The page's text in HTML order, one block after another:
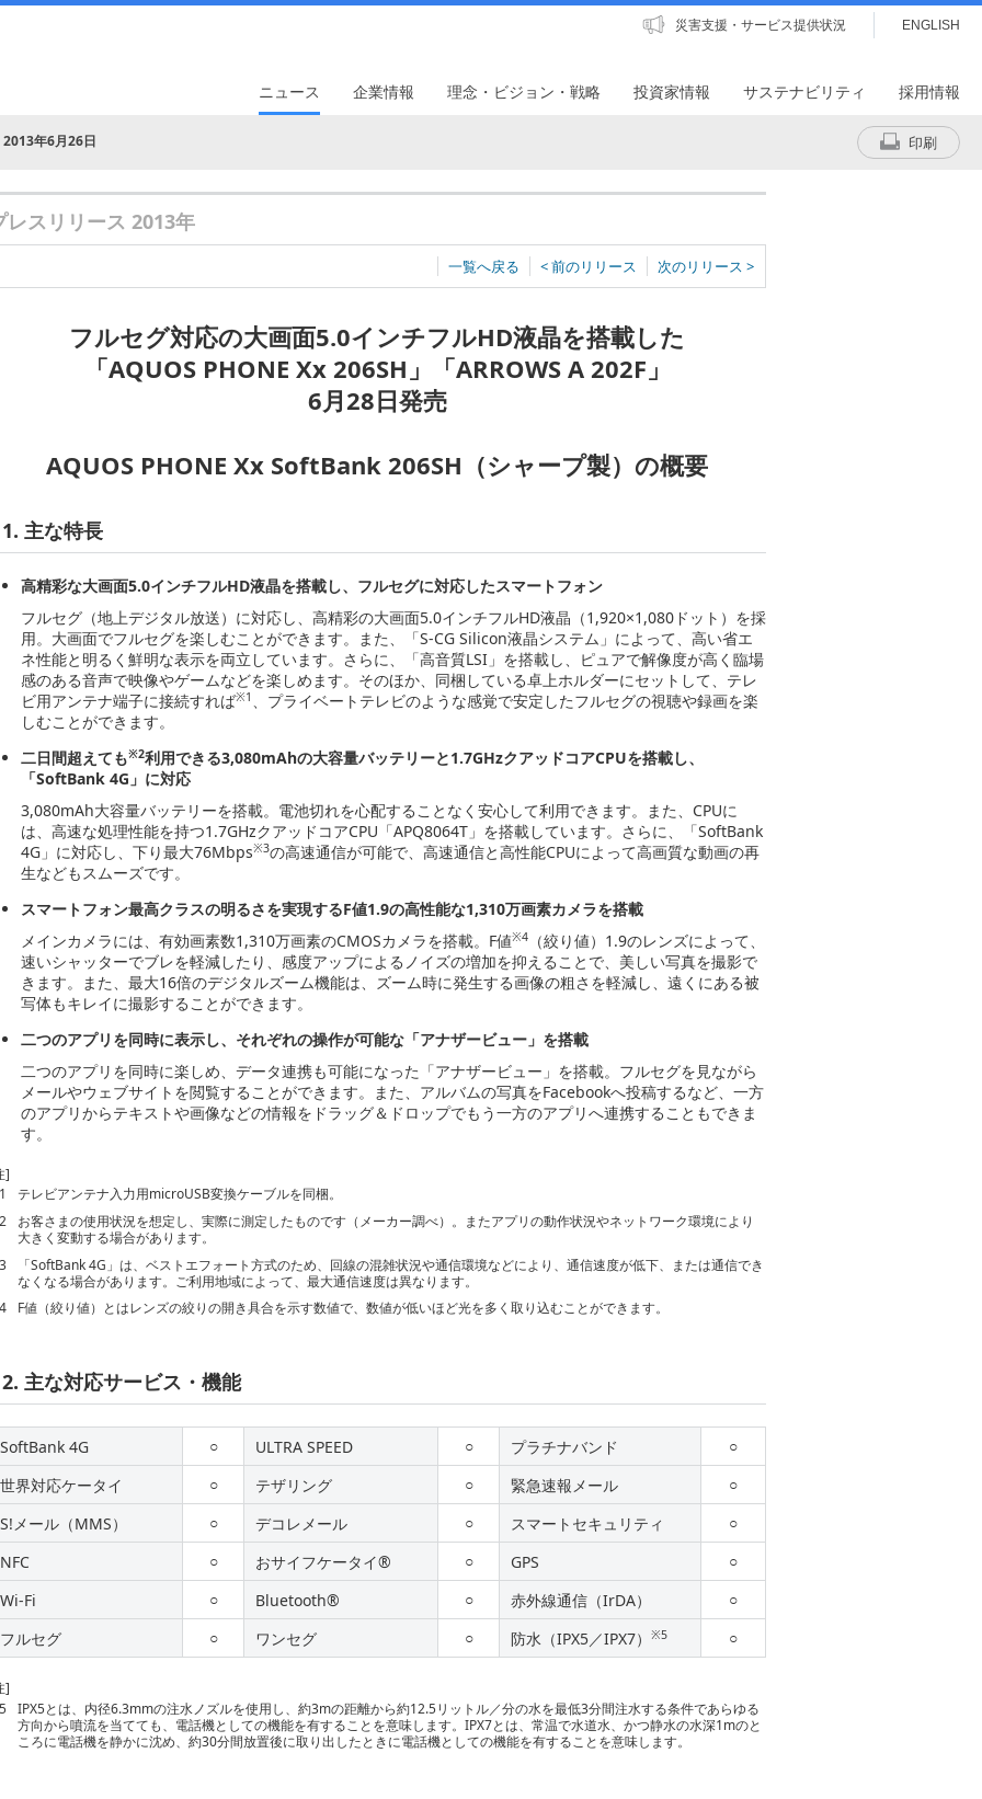
災害支援・サービス提供状況 ENGLISH
ニュース 企業情報 理念・ビジョン・戦略 投資家情報 サステナビリティ 採用情報
2013年6月26日 印刷
レスリリース 2013年
一覧へ戻る < 前のリリース 次のリリース >
フルセグ対応の大画面5.0インチフルHD液晶を搭載した
「AQUOS PHONE Xx 206SH」「ARROWS A 202F」
6月28日発売
AQUOS PHONE Xx SoftBank 206SH（シャープ製）の概要
1. 主な特長
高精彩な大画面5.0インチフルHD液晶を搭載し、フルセグに対応したスマートフォン
フルセグ（地上デジタル放送）に対応し、高精彩の大画面5.0インチフルHD液晶（1,920×1,080ドット）を採
用。大画面でフルセグを楽しむことができます。また、「S-CG Silicon液晶システム」によって、高い省エ
ネ性能と明るく鮮明な表示を両立しています。さらに、「高音質LSI」を搭載し、ピュアで解像度が高く臨場
感のある音声で映像やゲームなどを楽しめます。そのほか、同梱している卓上ホルダーにセットして、テレ
ビ用アンテナ端子に接続すれば※1 、プライベートテレビのような感覚で安定したフルセグの視聴や録画を楽
しむことができます。
二日間超えても※2利用できる3,080mAhの大容量バッテリーと1.7GHzクアッドコアCPUを搭載し、
「SoftBank 4G」に対応
3,080mAh大容量バッテリーを搭載。電池切れを心配することなく安心して利用できます。また、CPUに
は、高速な処理性能を持つ1.7GHzクアッドコアCPU「APQ8064T」を搭載しています。さらに、「SoftBank
4G」に対応し、下り最大76Mbps※3の高速通信が可能で、高速通信と高性能CPUによって高画質な動画の再
生などもスムーズです。
スマートフォン最高クラスの明るさを実現するF値1.9の高性能な1,310万画素カメラを搭載
メインカメラには、有効画素数1,310万画素のCMOSカメラを搭載。F値※4
（絞り値）1.9のレンズによって、
速いシャッターでブレを軽減したり、感度アップによるノイズの増加を抑えることで、美しい写真を撮影で
きます。また、最大16倍のデジタルズーム機能は、ズーム時に発生する画像の粗さを軽減し、遠くにある被
写体もキレイに撮影することができます。
二つのアプリを同時に表示し、それぞれの操作が可能な「アナザービュー」を搭載
二つのアプリを同時に楽しめ、データ連携も可能になった「アナザービュー」を搭載。フルセグを見ながら
メールやウェブサイトを閲覧することができます。また、アルバムの写真をFacebookへ投稿するなど、一方
のアプリからテキストや画像などの情報をドラッグ＆ドロップでもう一方のアプリへ連携することもできま
す。
]
テレビアンテナ入力用microUSB変換ケーブルを同梱。
お客さまの使用状況を想定し、実際に測定したものです（メーカー調べ）。またアプリの動作状況やネットワーク環境により
大きく変動する場合があります。
「SoftBank 4G」は、ベストエフォート方式のため、回線の混雑状況や通信環境などにより、通信速度が低下、または通信でき
なくなる場合があります。ご利用地域によって、最大通信速度は異なります。
F値（絞り値）とはレンズの絞りの開き具合を示す数値で、数値が低いほど光を多く取り込むことができます。
2. 主な対応サービス・機能
SoftBank 4G ○ ULTRA SPEED ○ プラチナバンド
○
世界対応ケータイ
○ テザリング ○ 緊急速報メール
○
S!メール（MMS）
○ デコレメール ○ スマートセキュリティ
○
NFC
○ おサイフケータイ® ○ GPS
○
Wi-Fi
○ Bluetooth® ○ 赤外線通信（IrDA）
○
フルセグ
○ ワンセグ ○ 防水（IPX5／IPX7） ※5 ○
]
IPX5とは、内径6.3mmの注水ノズルを使用し、約3mの距離から約12.5リットル／分の水を最低3分間注水する条件であらゆる
方向から噴流を当てても、電話機としての機能を有することを意味します。IPX7とは、常温で水道水、かつ静水の水深1mのと
ころに電話機を静かに沈め、約30分間放置後に取り出したときに電話機としての機能を有することを意味します。